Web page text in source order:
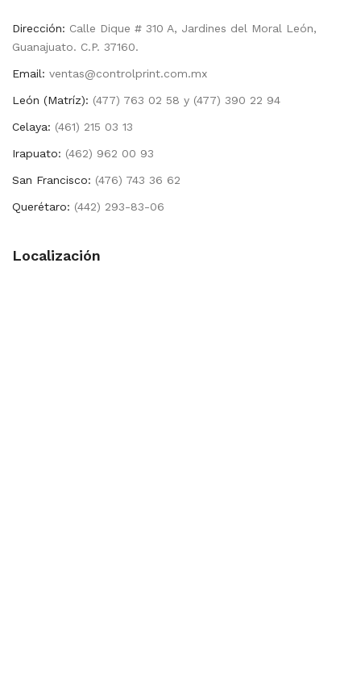
Dirección: Calle Dique # 310 A, Jardines del Moral León,
Guanajuato. C.P. 37160.
Email: ventas@controlprint.com.mx
León (Matríz): (477) 763 02 58 y (477) 390 22 94
Celaya: (461) 215 03 13
Irapuato: (462) 962 00 93
San Francisco: (476) 743 36 62
Querétaro: (442) 293-83-06
Localización